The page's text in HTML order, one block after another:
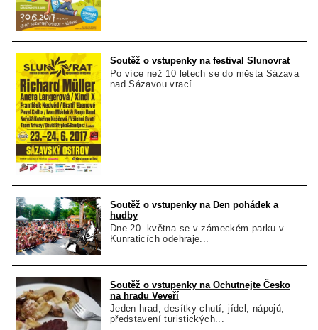
Soutěž o vstupenky na festival Slunovrat
Po více než 10 letech se do města Sázava
nad Sázavou vrací...
Soutěž o vstupenky na Den pohádek a
hudby
Dne 20. května se v zámeckém parku v
Kunraticích odehraje...
Soutěž o vstupenky na Ochutnejte Česko
na hradu Veveří
Jeden hrad, desítky chutí, jídel, nápojů,
představení turistických...